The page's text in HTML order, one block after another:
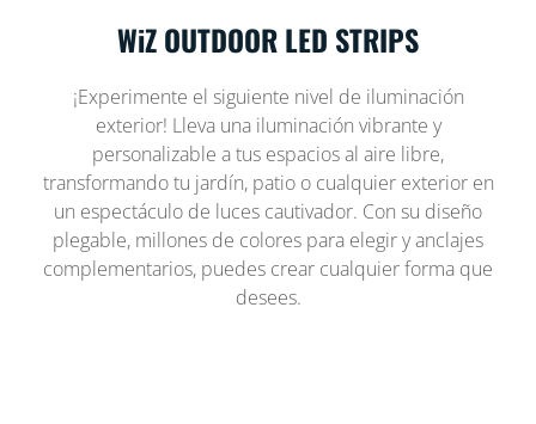
WiZ OUTDOOR LED STRIPS
¡Experimente el siguiente nivel de iluminación
exterior! Lleva una iluminación vibrante y
personalizable a tus espacios al aire libre,
transformando tu jardín, patio o cualquier exterior en
un espectáculo de luces cautivador. Con su diseño
plegable, millones de colores para elegir y anclajes
complementarios, puedes crear cualquier forma que
desees.